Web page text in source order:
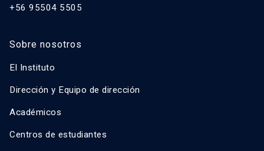
+56 95504 5505
Sobre nosotros
El Instituto
Dirección y Equipo de dirección
Académicos
Centros de estudiantes